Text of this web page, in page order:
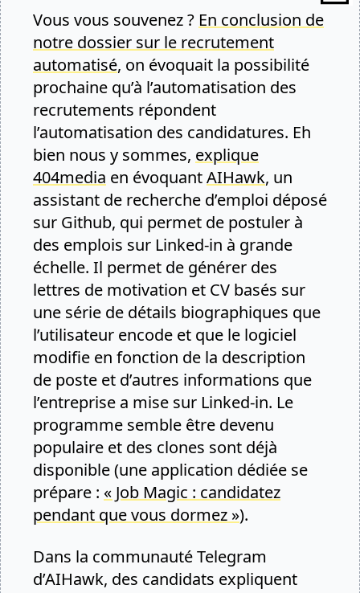
Vous vous souvenez ? En conclusion de
notre dossier sur le recrutement
automatisé, on évoquait la possibilité
prochaine qu’à l’automatisation des
recrutements répondent
l’automatisation des candidatures. Eh
bien nous y sommes, explique
404media en évoquantAIHawk, un
assistant de recherche d’emploi déposé
sur Github, qui permet de postuler à
des emplois sur Linked-in à grande
échelle. Il permet de générer des
lettres de motivation et CV basés sur
une série de détails biographiques que
l’utilisateur encode et que le logiciel
modifie en fonction de la description
de poste et d’autres informations que
l’entreprise a mise sur Linked-in. Le
programme semble être devenu
populaire et des clones sont déjà
disponible (une application dédiée se
prépare : « Job Magic : candidatez
pendant que vous dormez »).
Dans la communauté Telegram
d’AIHawk, des candidats expliquent